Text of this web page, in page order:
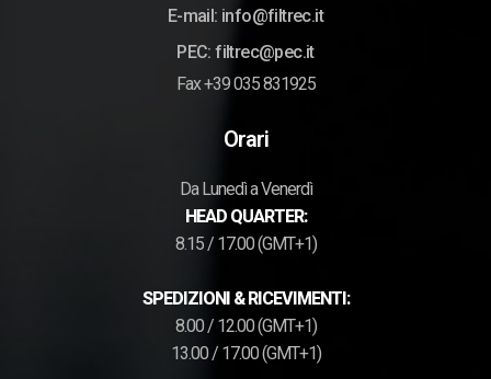
E-mail: info@filtrec.it
PEC: filtrec@pec.it
Fax +39 035 831925
Orari
Da Lunedì a Venerdì
HEAD QUARTER:
8.15 / 17.00 (GMT+1)
SPEDIZIONI & RICEVIMENTI:
8.00 / 12.00 (GMT+1)
13.00 / 17.00 (GMT+1)